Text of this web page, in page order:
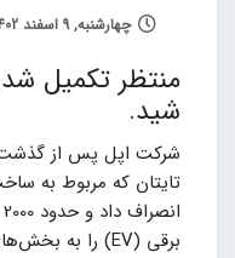
چهارشنبه, 9 اسفند 1402, ساعت 14:14
منتظر تکمیل
شید.
شرکت اپل پس از گذشت
تایتان که مربوط به
برقی (EV) را به بخش‌های